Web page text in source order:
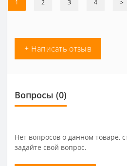
1 2 3 4 >
+ Написать отзыв
Вопросы (0)
Нет вопросов о данном товаре,
задайте свой вопрос.